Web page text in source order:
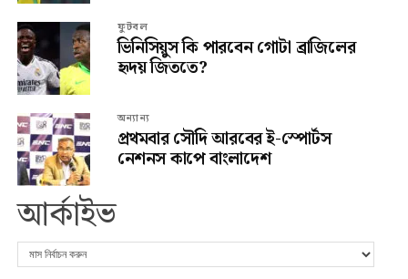
ফুটবল
ভিনিসিয়ুস কি পারবেন গোটা ব্রাজিলের
হৃদয় জিততে?
অন্যান্য
প্রথমবার সৌদি আরবের ই-স্পোর্টস
নেশনস কাপে বাংলাদেশ
আর্কাইভ